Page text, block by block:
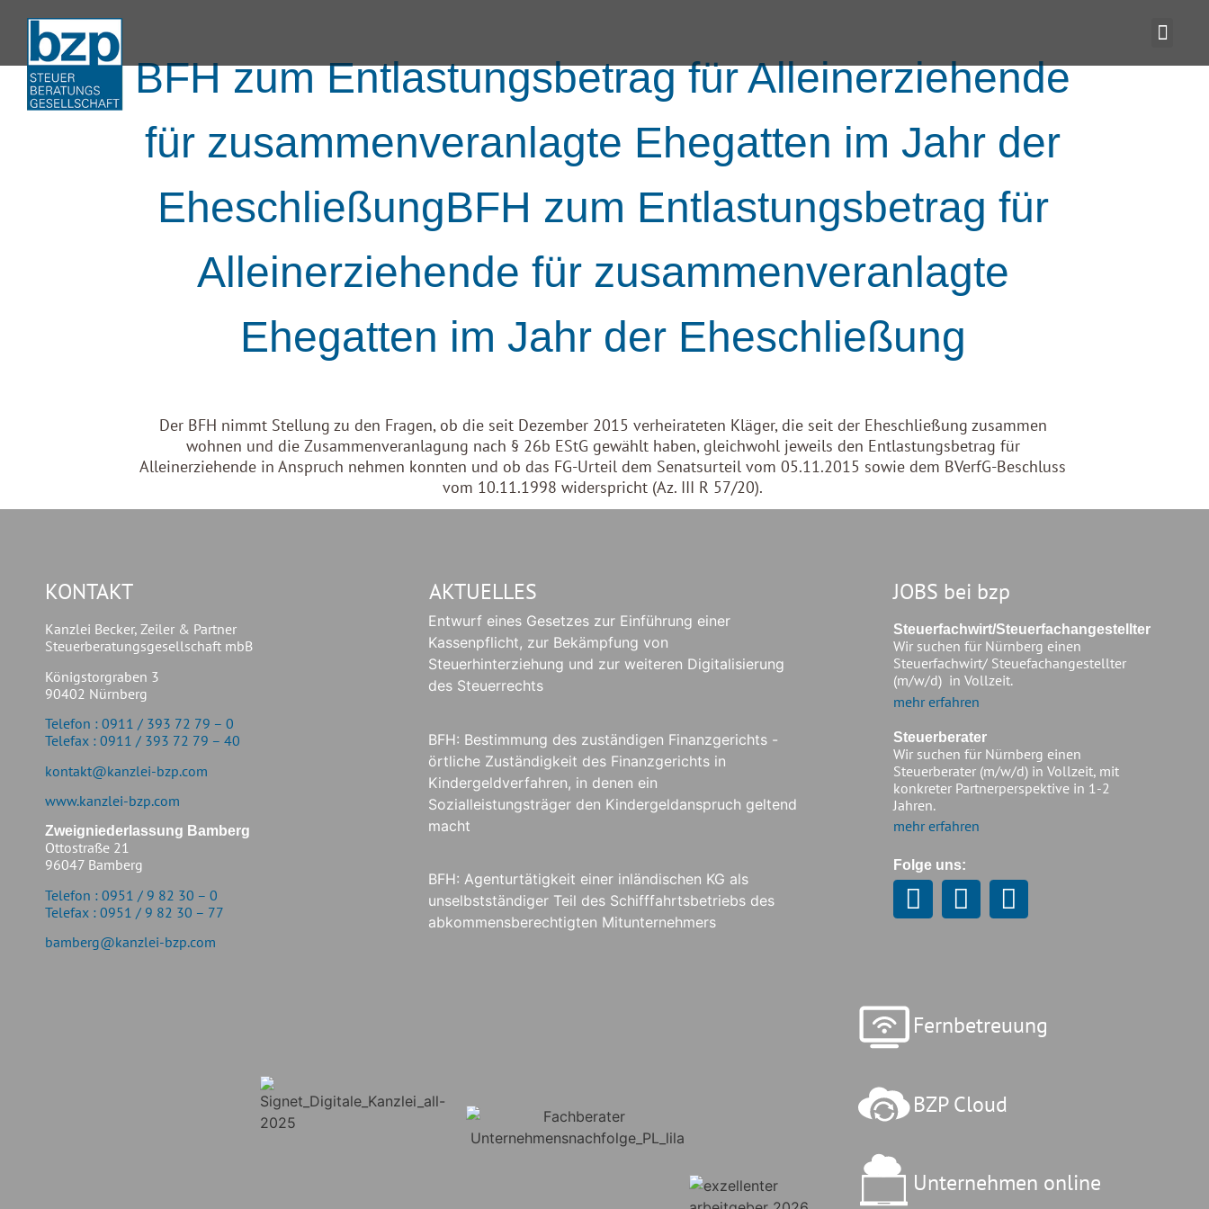
BFH zum Entlastungsbetrag für Alleinerziehende
für zusammenveranlagte Ehegatten im Jahr der
EheschließungBFH zum Entlastungsbetrag für
Alleinerziehende für zusammenveranlagte
Ehegatten im Jahr der Eheschließung
Der BFH nimmt Stellung zu den Fragen, ob die seit Dezember 2015 verheirateten Kläger, die seit der Eheschließung zusammen
wohnen und die Zusammenveranlagung nach § 26b EStG gewählt haben, gleichwohl jeweils den Entlastungsbetrag für
Alleinerziehende in Anspruch nehmen konnten und ob das FG-Urteil dem Senatsurteil vom 05.11.2015 sowie dem BVerfG-Beschluss
vom 10.11.1998 widerspricht (Az. III R 57/20).
KONTAKT
Kanzlei Becker, Zeiler & Partner
Steuerberatungsgesellschaft mbB
Königstorgraben 3
90402 Nürnberg
Telefon : 0911 / 393 72 79 – 0
Telefax : 0911 / 393 72 79 – 40
kontakt@kanzlei-bzp.com
www.kanzlei-bzp.com
Zweigniederlassung Bamberg
Ottostraße 21
96047 Bamberg
Telefon : 0951 / 9 82 30 – 0
Telefax : 0951 / 9 82 30 – 77
bamberg@kanzlei-bzp.com
AKTUELLES
Entwurf eines Gesetzes zur Einführung einer
Kassenpflicht, zur Bekämpfung von
Steuerhinterziehung und zur weiteren Digitalisierung
des Steuerrechts
BFH: Bestimmung des zuständigen Finanzgerichts -
örtliche Zuständigkeit des Finanzgerichts in
Kindergeldverfahren, in denen ein
Sozialleistungsträger den Kindergeldanspruch geltend
macht
BFH: Agenturtätigkeit einer inländischen KG als
unselbstständiger Teil des Schifffahrtsbetriebs des
abkommensberechtigten Mitunternehmers
JOBS bei bzp
Steuerfachwirt/Steuerfachangestellter
Wir suchen für Nürnberg einen
Steuerfachwirt/ Steuefachangestellter
(m/w/d) in Vollzeit.
mehr erfahren
Steuerberater
Wir suchen für Nürnberg einen
Steuerberater (m/w/d) in Vollzeit, mit
konkreter Partnerperspektive in 1-2
Jahren.
mehr erfahren
Folge uns:
Fernbetreuung
BZP Cloud
Unternehmen online